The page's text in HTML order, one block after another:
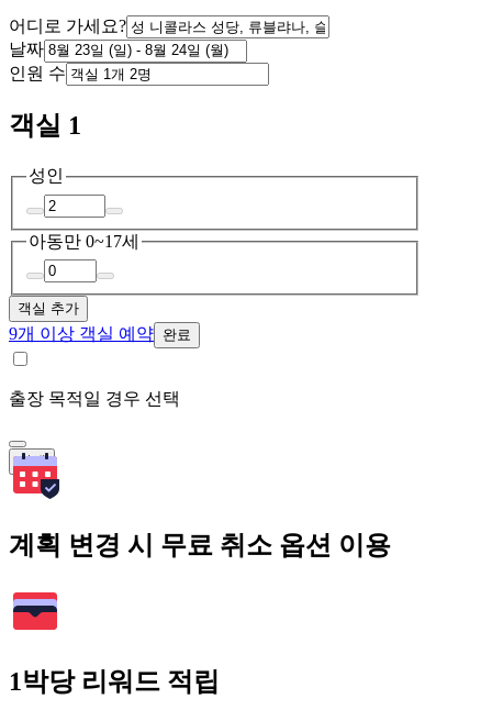
어디로 가세요?
날짜
인원 수
객실 1
성인
아동만 0~17세
객실 추가
9개 이상 객실 예약 완료
출장 목적일 경우 선택
검색
계획 변경 시 무료 취소 옵션 이용
1박당 리워드 적립